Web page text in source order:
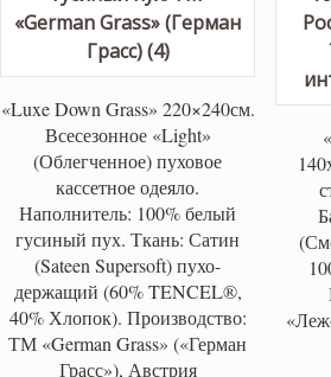
«Luxe Down Grass» 220×240см.
Всесезонное «Light»
(Облегченное) пуховое
кассетное одеяло.
Наполнитель: 100% белый
гусиный пух. Ткань: Сатин
(Sateen Supersoft) пухо-
держащий (60% TENCEL®,
40% Хлопок). Производство:
ТМ «German Grass» («Герман
Грасс»), Австрия